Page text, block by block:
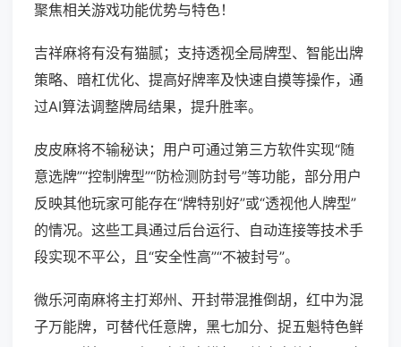
聚焦相关游戏功能优势与特色！
吉祥麻将有没有猫腻；支持透视全局牌型、智能出牌
策略、暗杠优化、提高好牌率及快速自摸等操作，通
过AI算法调整牌局结果，提升胜率。
皮皮麻将不输秘诀；用户可通过第三方软件实现“随
意选牌”“控制牌型”“防检测防封号”等功能，部分用户
反映其他玩家可能存在“牌特别好”或“透视他人牌型”
的情况。这些工具通过后台运行、自动连接等技术手
段实现不平公，且“安全性高”“不被封号”。
微乐河南麻将主打郑州、开封带混推倒胡，红中为混
子万能牌，可替代任意牌，黑七加分、捉五魁特色鲜